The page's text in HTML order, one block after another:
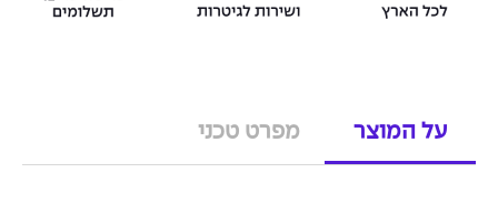
על המוצר מפרט טכני